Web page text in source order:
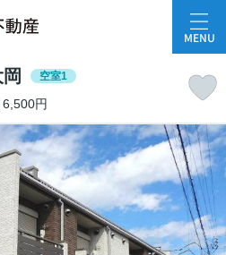
MENU
空室1
円